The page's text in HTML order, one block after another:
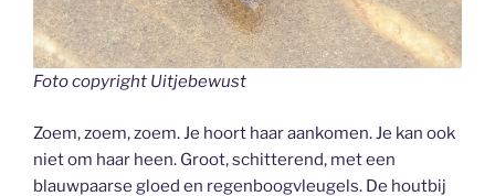
Foto copyright Uitjebewust
Zoem, zoem, zoem. Je hoort haar aankomen. Je kan ook
niet om haar heen. Groot, schitterend, met een
blauwpaarse gloed en regenboogvleugels. De houtbij